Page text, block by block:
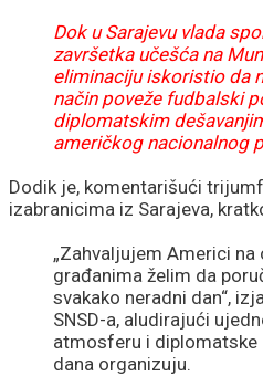
Dok u Sarajevu vlada
završetka učešća na
eliminaciju iskoristio da
način poveže fudbalski
diplomatskim
američkog nacionalnog
Dodik je, komentarišući
izabranicima iz Sarajeva,
„Zahvaljujem Americi na
građanima želim da
svakako neradni dan“,
SNSD-a, aludirajući
atmosferu i diplomatske
dana organizuju.